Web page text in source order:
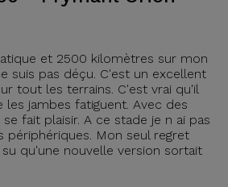
et 2500 kilomètres sur mon
suis pas déçu. C'est un excellent
tout les terrains. C'est vrai qu'il
jambes fatiguent. Avec des
fait plaisir. A ce stade je n ai pas
périphériques. Mon seul regret
qu'une nouvelle version sortait